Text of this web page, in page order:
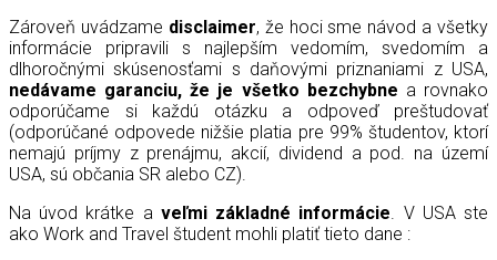
Zároveň uvádzame disclaimer, že hoci sme návod a všetky
informácie pripravili s najlepším vedomím, svedomím a
dlhoročnými skúsenosťami s daňovými priznaniami z USA,
nedávame garanciu, že je všetko bezchybne a rovnako
odporúčame si každú otázku a odpoveď preštudovať
(odporúčané odpovede nižšie platia pre 99% študentov, ktorí
nemajú príjmy z prenájmu, akcií, dividend a pod. na území
USA, sú občania SR alebo CZ).
Na úvod krátke a veľmi základné informácie. V USA ste
ako Work and Travel študent mohli platiť tieto dane :